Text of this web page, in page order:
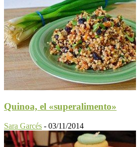
Quinoa, el «superalimento»
Sara Garcés - 03/11/2014